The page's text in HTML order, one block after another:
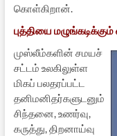
கொள்கிறான்.
புத்தியை
முஸ்லீம்களின் சமயச்
சட்டம் உலகிலுள்ள
மிகப் பலதரப்பட்ட
தனிமனிதர்களுடனும்
சிந்தனை, உணர்வு,
கருத்து, திறனாய்வு